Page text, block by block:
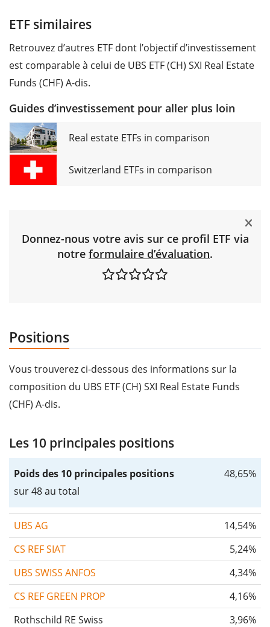
ETF similaires
Retrouvez d’autres ETF dont l’objectif d’investissement
est comparable à celui de UBS ETF (CH) SXI Real Estate
Funds (CHF) A-dis.
Guides d’investissement pour aller plus loin
Real estate ETFs in comparison
Switzerland ETFs in comparison
Donnez-nous votre avis sur ce profil ETF via
notre formulaire d’évaluation.
Positions
Vous trouverez ci-dessous des informations sur la
composition du UBS ETF (CH) SXI Real Estate Funds
(CHF) A-dis.
Les 10 principales positions
Poids des 10 principales positions
sur 48 au total
48,65%
UBS AG
14,54%
CS REF SIAT
5,24%
UBS SWISS ANFOS
4,34%
CS REF GREEN PROP
4,16%
Rothschild RE Swiss
3,96%